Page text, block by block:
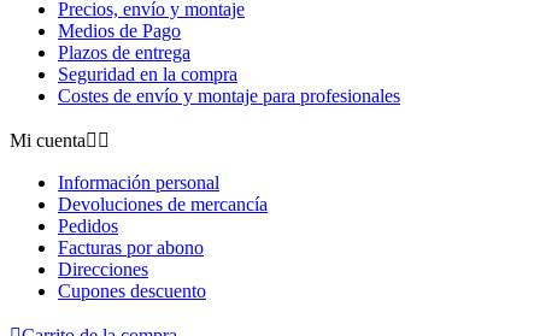
Precios, envío y montaje
Medios de Pago
Plazos de entrega
Seguridad en la compra
Costes de envío y montaje para profesionales
Mi cuenta 
Información personal
Devoluciones de mercancía
Pedidos
Facturas por abono
Direcciones
Cupones descuento